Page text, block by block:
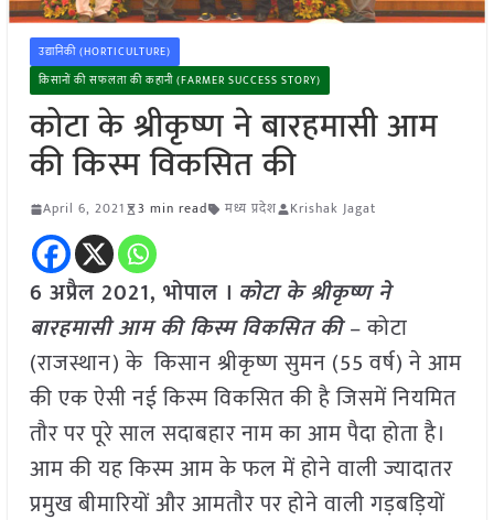
उद्यानिकी (HORTICULTURE)
किसानों की सफलता की कहानी (FARMER SUCCESS STORY)
कोटा के श्रीकृष्ण ने बारहमासी आम
की किस्म विकसित की
April 6, 2021 3 min read मध्य प्रदेश Krishak Jagat
6 अप्रैल 2021, भोपाल । कोटा के श्रीकृष्ण ने
बारहमासी आम की किस्म विकसित की–कोटा
(राजस्थान) के किसान श्रीकृष्ण सुमन (55वर्ष) ने आम
की एक ऐसी नई किस्म विकसित की है जिसमें नियमित
तौर पर पूरे साल सदाबहार नाम का आम पैदा होता है।
आम की यह किस्म आम के फल में होने वाली ज्यादातर
प्रमुख बीमारियों और आमतौर पर होने वाली गड़बड़ियों